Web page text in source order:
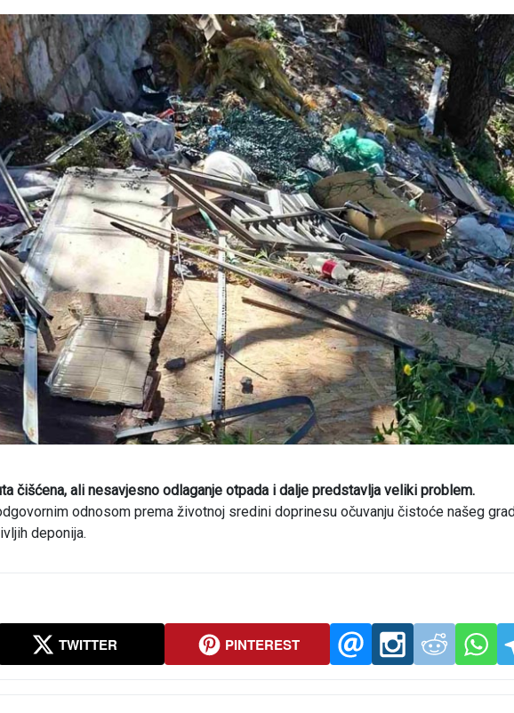
čišćena, ali nesavjesno odlaganje otpada i dalje predstavlja veliki problem.
odnosom prema životnoj sredini doprinesu očuvanju čistoće našeg
deponija.
TWITTER PINTEREST